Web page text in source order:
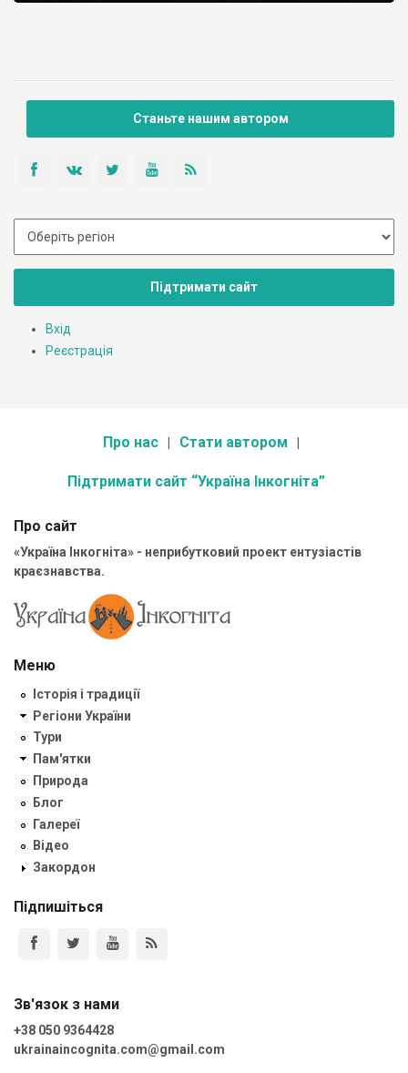
Станьте нашим автором
Підтримати сайт
Вхід
Реєстрація
Про нас Стати автором
Підтримати сайт “Україна Інкогніта”
Про сайт
«Україна Інкогніта» - неприбутковий проект ентузіастів
краєзнавства.
Меню
Історія і традиції
Регіони України
Тури
Пам'ятки
Природа
Блог
Галереї
Відео
Закордон
Підпишіться
Зв'язок з нами
+38 050 9364428
ukrainaincognita.com@gmail.com